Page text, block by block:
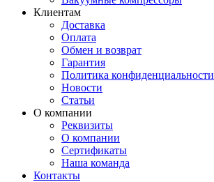
Клиентам
Доставка
Оплата
Обмен и возврат
Гарантия
Политика конфиденциальности
Новости
Статьи
О компании
Реквизиты
О компании
Сертификаты
Наша команда
Контакты